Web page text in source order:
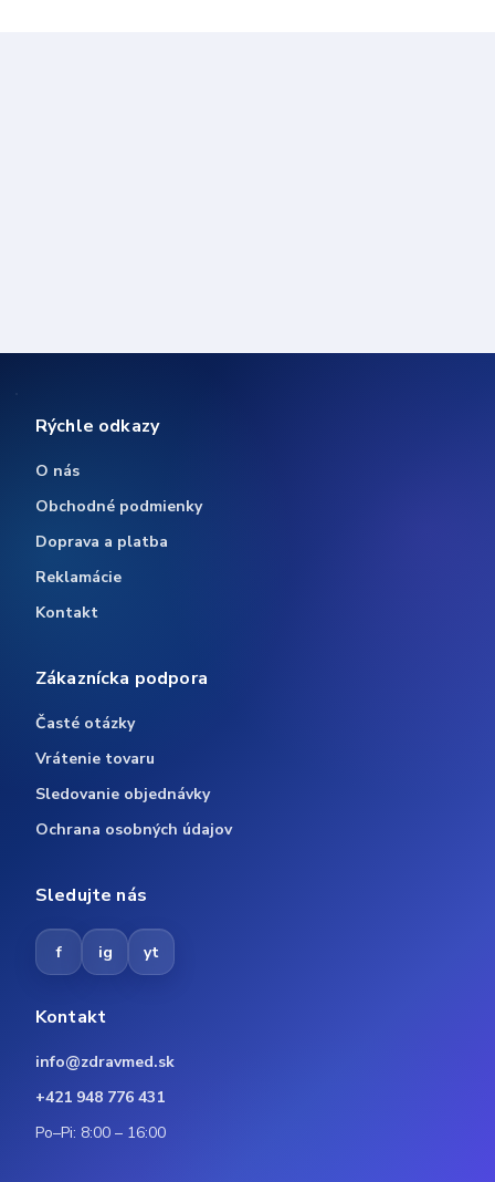
Rýchle odkazy
O nás
Obchodné podmienky
Doprava a platba
Reklamácie
Kontakt
Zákaznícka podpora
Časté otázky
Vrátenie tovaru
Sledovanie objednávky
Ochrana osobných údajov
Sledujte nás
f ig yt
Kontakt
info@zdravmed.sk
+421 948 776 431
Po–Pi: 8:00 – 16:00